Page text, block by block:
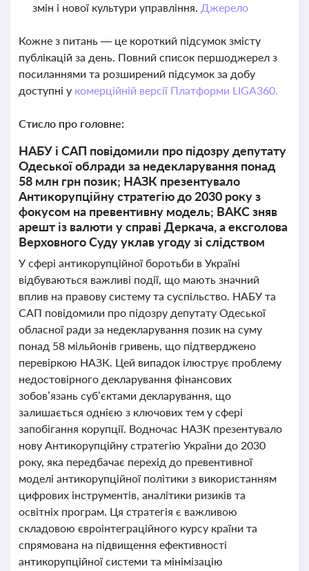
змін і нової культури управління. Джерело
Кожне з питань — це короткий підсумок змісту
публікацій за день. Повний список першоджерел з
посиланнями та розширений підсумок за добу
доступні у комерційній версії Платформи LIGA360.
Стисло про головне:
НАБУ і САП повідомили про підозру депутату
Одеської облради за недекларування понад
58 млн грн позик; НАЗК презентувало
Антикорупційну стратегію до 2030 року з
фокусом на превентивну модель; ВАКС зняв
арешт із валюти у справі Деркача, а ексголова
Верховного Суду уклав угоду зі слідством
У сфері антикорупційної боротьби в Україні
відбуваються важливі події, що мають значний
вплив на правову систему та суспільство. НАБУ та
САП повідомили про підозру депутату Одеської
обласної ради за недекларування позик на суму
понад 58 мільйонів гривень, що підтверджено
перевіркою НАЗК. Цей випадок ілюструє проблему
недостовірного декларування фінансових
зобов’язань суб’єктами декларування, що
залишається однією з ключових тем у сфері
запобігання корупції. Водночас НАЗК презентувало
нову Антикорупційну стратегію України до 2030
року, яка передбачає перехід до превентивної
моделі антикорупційної політики з використанням
цифрових інструментів, аналітики ризиків та
освітніх програм. Ця стратегія є важливою
складовою євроінтеграційного курсу країни та
спрямована на підвищення ефективності
антикорупційної системи та мінімізацію